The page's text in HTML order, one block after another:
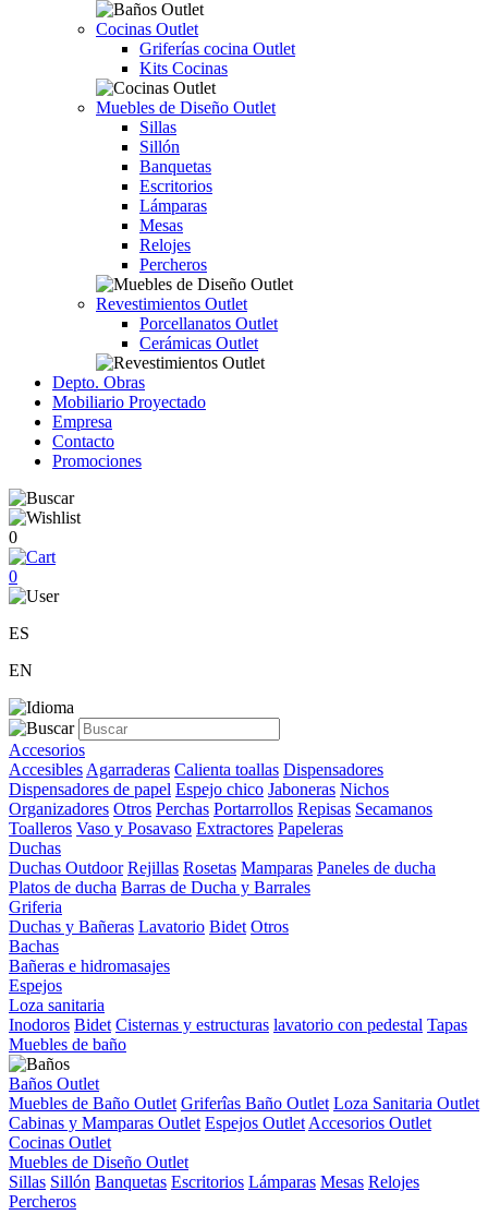
Cocinas Outlet
Griferías cocina Outlet
Kits Cocinas
Muebles de Diseño Outlet
Sillas
Sillón
Banquetas
Escritorios
Lámparas
Mesas
Relojes
Percheros
Revestimientos Outlet
Porcellanatos Outlet
Cerámicas Outlet
Depto. Obras
Mobiliario Proyectado
Empresa
Contacto
Promociones
0
0
ES
EN
Accesorios
Accesibles Agarraderas Calienta toallas Dispensadores
Dispensadores de papel Espejo chico Jaboneras Nichos
Organizadores Otros Perchas Portarrollos Repisas Secamanos
Toalleros Vaso y Posavaso Extractores Papeleras
Duchas
Duchas Outdoor Rejillas Rosetas Mamparas Paneles de ducha
Platos de ducha Barras de Ducha y Barrales
Griferia
Duchas y Bañeras Lavatorio Bidet Otros
Bachas
Bañeras e hidromasajes
Espejos
Loza sanitaria
Inodoros Bidet Cisternas y estructuras lavatorio con pedestal Tapas
Muebles de baño
Baños Outlet
Muebles de Baño Outlet Griferîas Baño Outlet Loza Sanitaria Outlet
Cabinas y Mamparas Outlet Espejos Outlet Accesorios Outlet
Cocinas Outlet
Muebles de Diseño Outlet
Sillas Sillón Banquetas Escritorios Lámparas Mesas Relojes
Percheros